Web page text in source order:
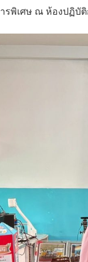
รพิเศษ ณ ห้องปฏิบัติ